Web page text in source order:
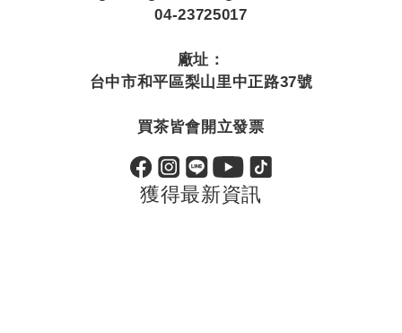
04-23725017
廠址：
台中市和平區梨山里中正路37號
買茶皆會開立發票
獲得最新資訊